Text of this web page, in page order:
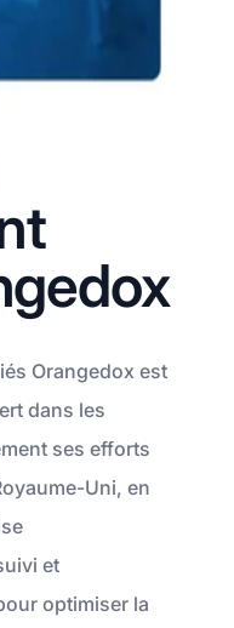
Orangedox est
dans les
ses efforts
Uni, en
et
optimiser la